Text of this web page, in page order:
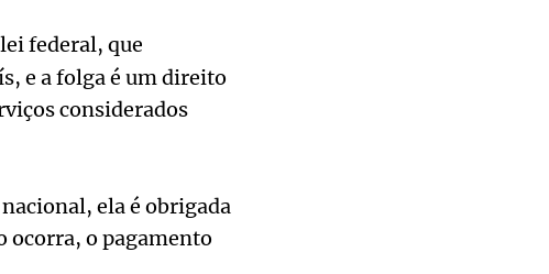
federal, que
e a folga é um direito
considerados
ela é obrigada
ocorra, o pagamento